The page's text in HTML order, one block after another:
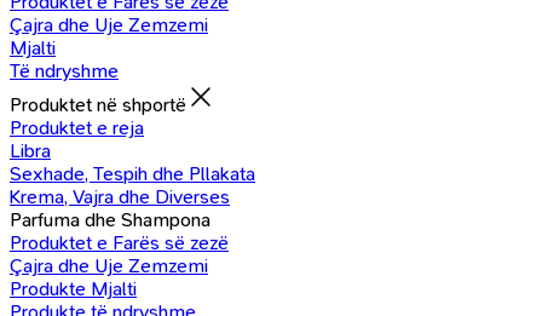
Çajra dhe Uje Zemzemi
Mjalti
Të ndryshme
Produktet në shportë
Produktet e reja
Libra
Sexhade, Tespih dhe Pllakata
Krema, Vajra dhe Diverses
Parfuma dhe Shampona
Produktet e Farës së zezë
Çajra dhe Uje Zemzemi
Produkte Mjalti
Produkte të ndryshme